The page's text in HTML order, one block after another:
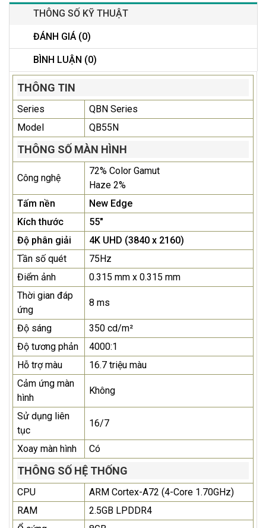
THÔNG SỐ KỸ THUẬT
ĐÁNH GIÁ (0)
BÌNH LUẬN (0)
THÔNG TIN
Series
QBN Series
Model
QB55N
THÔNG SỐ MÀN HÌNH
Công nghệ
72% Color Gamut
Haze 2%
Tấm nền
New Edge
Kích thước
55"
Độ phân giải
4K UHD (3840 x 2160)
Tần số quét
75Hz
Điểm ảnh
0.315 mm x 0.315 mm
Thời gian đáp
ứng
8 ms
Độ sáng
350 cd/m²
Độ tương phản
4000:1
Hỗ trợ màu
16.7 triệu màu
Cảm ứng màn
hình
Không
Sử dụng liên
tục
16/7
Xoay màn hình Có
THÔNG SỐ HỆ THỐNG
CPU
ARM Cortex-A72 (4-Core 1.70GHz)
RAM
2.5GB LPDDR4